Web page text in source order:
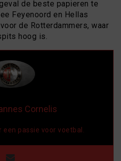
de beste papieren te
Feyenoord en Hellas
de Rotterdammers, waar
hoog is.
Cornelis
passie voor voetbal.